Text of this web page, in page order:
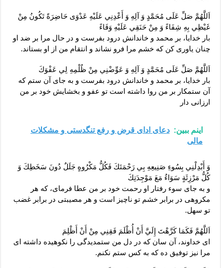
اَللَّهُمَّ صَلِّ عَلَى مُحَمَّدٍ وَ آلِهِ وَ أَعْدِنِي عَلَيْهِ عَدْوَى حَاضِرَةً تَكُونُ مِنْ
غَيْظِي بِهِ شِفَاءً وَ مِنْ حَنَقِي عَلَيْهِ وَفَاءً
بار خدايا، بر محمد و خاندانش درود بفرست و در حال مرا بر ضد او
چنان ياورى كن كه خشم مرا فرو نشاند و انتقام من از او بستاند.
اَللَّهُمَّ صَلِّ عَلَى مُحَمَّدٍ وَ آلِهِ وَ عَوِّضْنِي مِنْ ظُلْمِهِ لِي عَفْوَكَ‏
بار خدايا، بر محمد و خاندانش درود بفرست و به جاى آن ستم كه
آن ستمكار بر من روا داشته است تو عفو و بخشايش خود بر من
ارزانى دار
اینم ببین: دعای ادای قرض و رفع تنگدستی و مشکلات
مالی
وَ أَبْدِلْنِي بِسُوءِ صَنِيعِهِ بِي رَحْمَتَكَ فَكُلُّ مَكْرُوهٍ جَلَلٌ دُونَ سَخَطِكَ وَ
كُلُّ مَرْزِئَةٍ سَوَاءٌ مَعَ مَوْجِدَتِكَ‏
و به جاى سوء رفتار او رحمت خود بر من عطا فرماى، كه هر
مكروهى در برابر خشم تو ناچيز است و هر مصيبتى در برابر غضب
تو سهل.
اَللَّهُمَّ فَكَمَا كَرَّهْتَ إِلَيَّ أَنْ أُظْلَمَ فَقِنِي مِنْ أَنْ أَظْلِمَ‏
اى خداوند، آن سان كه در دل من ستمديدگى را نكوهيده داشته ‏اى
مرا نيز توفيق ده كه به كس ستم نكنم.